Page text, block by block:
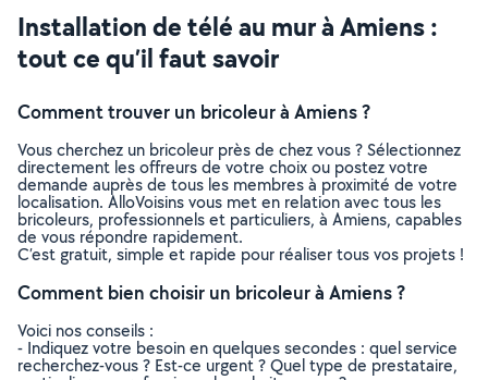
Installation de télé au mur à Amiens :
tout ce qu’il faut savoir
Comment trouver un bricoleur à Amiens ?
Vous cherchez un bricoleur près de chez vous ? Sélectionnez
directement les offreurs de votre choix ou postez votre
demande auprès de tous les membres à proximité de votre
localisation. AlloVoisins vous met en relation avec tous les
bricoleurs, professionnels et particuliers, à Amiens, capables
de vous répondre rapidement.
C’est gratuit, simple et rapide pour réaliser tous vos projets !
Comment bien choisir un bricoleur à Amiens ?
Voici nos conseils :
- Indiquez votre besoin en quelques secondes : quel service
recherchez-vous ? Est-ce urgent ? Quel type de prestataire,